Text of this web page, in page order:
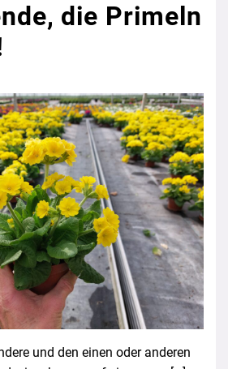
die Primeln
und den einen oder anderen